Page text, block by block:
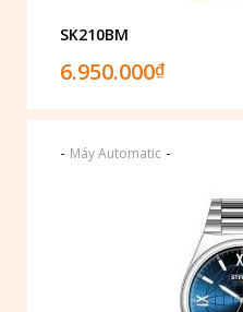
SK210BM
6.950.000₫
- Máy Automatic -